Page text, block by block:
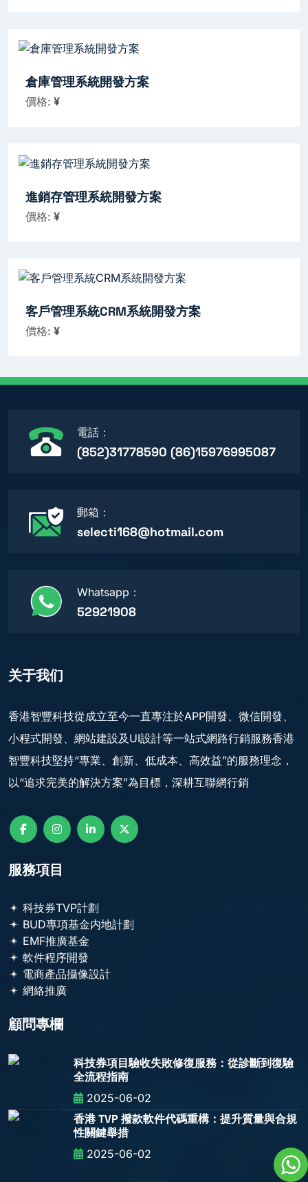
倉庫管理系統開發方案
價格: ¥
進銷存管理系統開發方案
價格: ¥
客戶管理系統CRM系統開發方案
價格: ¥
電話：
(852)31778590 (86)15976995087
郵箱：
selecti168@hotmail.com
Whatsapp：
52921908
关于我们
香港智豐科技從成立至今一直專注於APP開發、微信開發、
小程式開發、網站建設及UI設計等一站式網路行銷服務香港
智豐科技堅持“專業、創新、低成本、高效益”的服務理念，
以“追求完美的解決方案”為目標，深耕互聯網行銷
服務項目
科技券TVP計劃
BUD專項基金内地計劃
EMF推廣基金
軟件程序開發
電商產品攝像設計
網絡推廣
顧問專欄
科技券項目驗收失敗修復服務：從診斷到復驗
全流程指南
2025-06-02
香港 TVP 撥款軟件代碼重構：提升質量與合規
性關鍵舉措
2025-06-02